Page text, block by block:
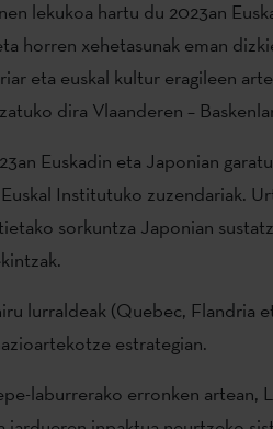
lekukoa hartu du 2023an
horren xehetasunak eman
eta euskal kultur eragileen
dira Vlaanderen –
Euskadin eta Japonian
Institutuko zuzendariak.
sorkuntza Japonian
lurraldeak (Quebec, Flandria
estrategian.
laburrerako erronken artean,